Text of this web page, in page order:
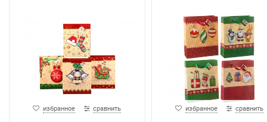
избранное сравнить избранное сравнить